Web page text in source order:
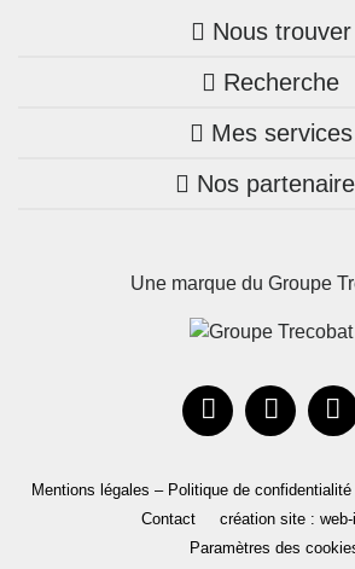
Nous trouver
Trouver une agence
Bretagne
Pays de la Loire
Occitanie
Recherche
Nos annonces
Maison + terrain
Mes services
Mon compte
Parrainez un proche!
Nos
Une marque du Groupe
Mentions légales – Politique de confidentialité
Contact
création site :
Paramètres des